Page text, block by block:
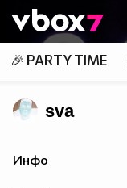
👾
🎉 PARTY TIME
sva
Инфо